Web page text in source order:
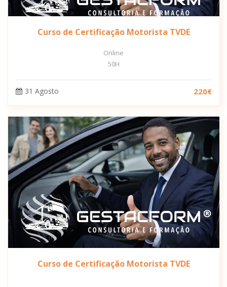
Curso de Certificação Motorista TVDE
Online
50H
31 Agosto 220€
Curso de Certificação Motorista TVDE